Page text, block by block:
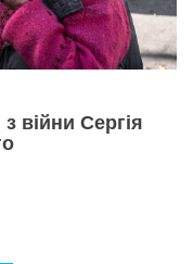
війни Сергія